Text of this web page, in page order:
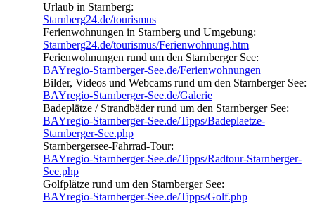
Urlaub in Starnberg:
Starnberg24.de/tourismus
Ferienwohnungen in Starnberg und Umgebung:
Starnberg24.de/tourismus/Ferienwohnung.htm
Ferienwohnungen rund um den Starnberger See:
BAYregio-Starnberger-See.de/Ferienwohnungen
Bilder, Videos und Webcams rund um den Starnberger See:
BAYregio-Starnberger-See.de/Galerie
Badeplätze / Strandbäder rund um den Starnberger See:
BAYregio-Starnberger-See.de/Tipps/Badeplaetze-
Starnberger-See.php
Starnbergersee-Fahrrad-Tour:
BAYregio-Starnberger-See.de/Tipps/Radtour-Starnberger-
See.php
Golfplätze rund um den Starnberger See:
BAYregio-Starnberger-See.de/Tipps/Golf.php